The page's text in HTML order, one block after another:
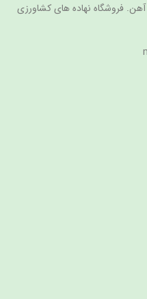
فروشگاه نهاده های کشاورزی